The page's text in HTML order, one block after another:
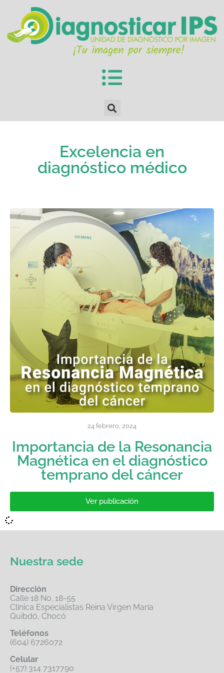
Excelencia en
diagnóstico médico
24 febrero, 2024
Importancia de la Resonancia
Magnética en el diagnóstico
temprano del cáncer
Ver publicación
Nuestra sede
Dirección
Calle 18 No. 18-55
Clínica Especialistas Reina Virgen María
Quibdó, Chocó
Teléfonos
(604) 6726072
Celular
(+57) 314 7317790